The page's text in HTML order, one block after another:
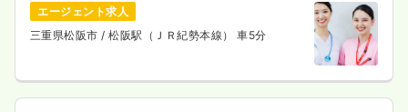
エージェント求人
三重県松阪市 / 松阪駅（ＪＲ紀勢本線） 車5分